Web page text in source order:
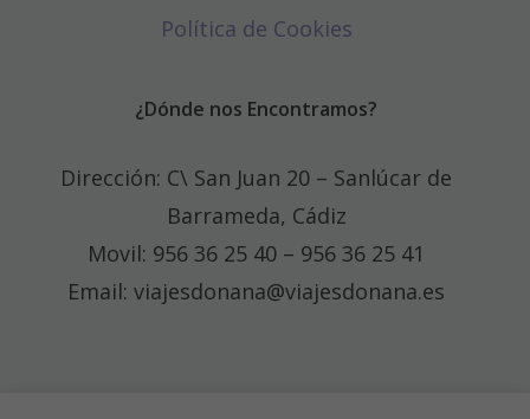
Política de Cookies
¿Dónde nos Encontramos?
Dirección: C\ San Juan 20 – Sanlúcar de
Barrameda, Cádiz
Movil: 956 36 25 40 – 956 36 25 41
Email: viajesdonana@viajesdonana.es